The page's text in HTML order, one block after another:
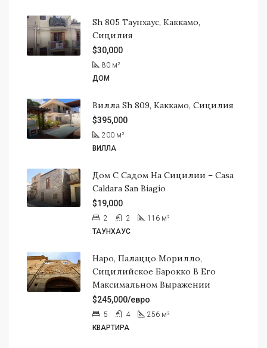
Sh 805 Таунхаус, Каккамо,
Сицилия
$30,000
80 м²
ДОМ
Вилла Sh 809, Каккамо, Сицилия
$395,000
200 м²
ВИЛЛА
Дом С Садом На Сицилии – Casa
Caldara San Biagio
$19,000
2 2 116 м²
ТАУНХАУС
Наро, Палаццо Морилло,
Сицилийское Барокко В Его
Максимальном Выражении
$245,000/евро
5 4 256 м²
КВАРТИРА